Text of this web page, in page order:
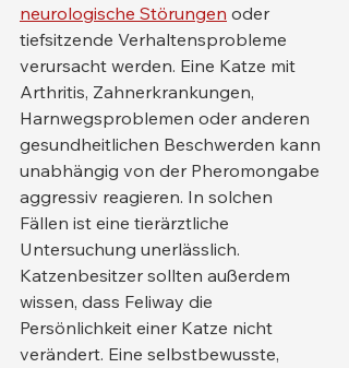
neurologische Störungen oder
tiefsitzende Verhaltensprobleme
verursacht werden. Eine Katze mit
Arthritis, Zahnerkrankungen,
Harnwegsproblemen oder anderen
gesundheitlichen Beschwerden kann
unabhängig von der Pheromongabe
aggressiv reagieren. In solchen
Fällen ist eine tierärztliche
Untersuchung unerlässlich.
Katzenbesitzer sollten außerdem
wissen, dass Feliway die
Persönlichkeit einer Katze nicht
verändert. Eine selbstbewusste,